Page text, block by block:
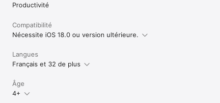
Productivité
Compatibilité
Nécessite iOS 18.0 ou version ultérieure.
Langues
Français et 32 de plus
Âge
4+